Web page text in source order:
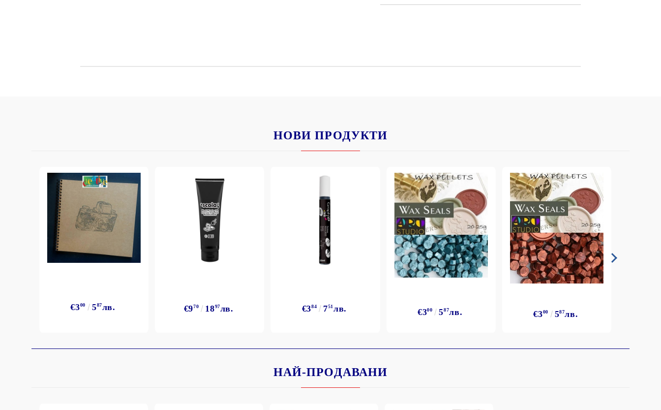
VERSAMAGIC - Chalk ink,
Тебеширено мастило
BRILLIANCE - Пигментно мастило
StazON Series - Пигментно мастило
DISTRESS - ДИСТРЕС
VERSAFINE & ARCHIVAL INK -
Пигментни Мастила
Перлени , Металик , Брокат картони и
Креативни и ръчни картони и хартии
Креп, тишу, деко велпапе и др.
Цветен и фигурален паус
Папки за релеф и ембос плочи
НОВИ ПРОДУКТИ
€300 587лв. €970 1897лв. €384 751лв. €300 587лв. €300 587лв.
НАЙ-ПРОДАВАНИ